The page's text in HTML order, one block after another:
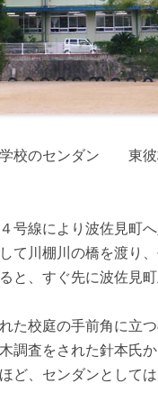
学校のセンダン 東彼
号線により波佐見町
て川棚川の橋を渡り
と、すぐ先に波佐見
た校庭の手前角に立
調査をされた針本氏
ど、センダンとしては